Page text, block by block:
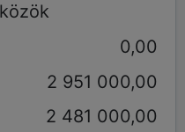
0,00
2 951 000,00
2 481 000,00